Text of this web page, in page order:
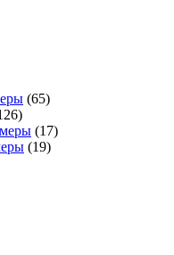
(65)
(17)
(19)